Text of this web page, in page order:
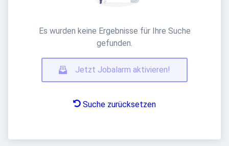
Es wurden keine Ergebnisse für Ihre Suche
gefunden.
Jetzt Jobalarm aktivieren!
Suche zurücksetzen